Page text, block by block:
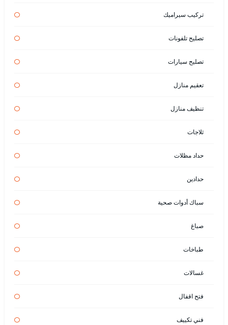
تركيب سيراميك
تصليح تلفونات
تصليح سيارات
تعقيم منازل
تنظيف منازل
ثلاجات
حداد مظلات
حدادين
سباك أدوات صحية
صباغ
طباخات
غسالات
فتح اقفال
فني تكييف